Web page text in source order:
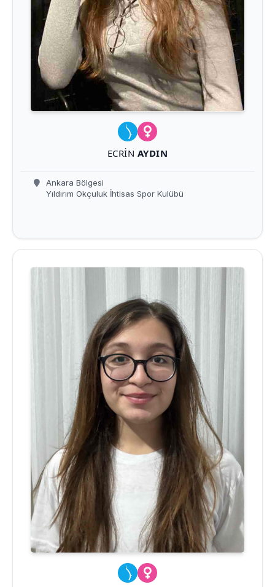
ECRIN AYDIN
Ankara Bölgesi
Yıldırım Okçuluk İhtisas Spor Kulübü